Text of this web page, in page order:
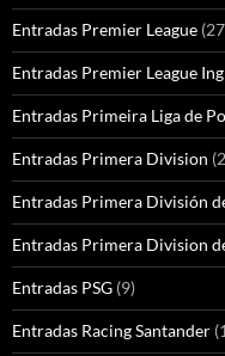
Entradas Premier League
Entradas Premier League
Entradas Primeira Liga de
Entradas Primera Division
Entradas Primera División
Entradas Primera Division
Entradas PSG (9)
Entradas Racing Santander